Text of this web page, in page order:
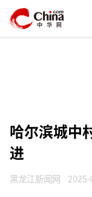
哈尔滨城中
进
黑龙江新闻网